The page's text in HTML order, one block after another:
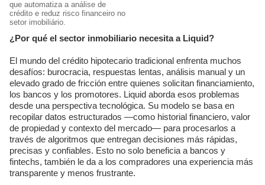
que automatiza a análise de
crédito e reduz risco financeiro no
setor imobiliário.
¿Por qué el sector inmobiliario necesita a Liquid?
El mundo del crédito hipotecario tradicional enfrenta muchos
desafíos: burocracia, respuestas lentas, análisis manual y un
elevado grado de fricción entre quienes solicitan financiamiento,
los bancos y los promotores. Liquid aborda esos problemas
desde una perspectiva tecnológica. Su modelo se basa en
recopilar datos estructurados —como historial financiero, valor
de propiedad y contexto del mercado— para procesarlos a
través de algoritmos que entregan decisiones más rápidas,
precisas y confiables. Esto no solo beneficia a bancos y
fintechs, también le da a los compradores una experiencia más
transparente y menos frustrante.